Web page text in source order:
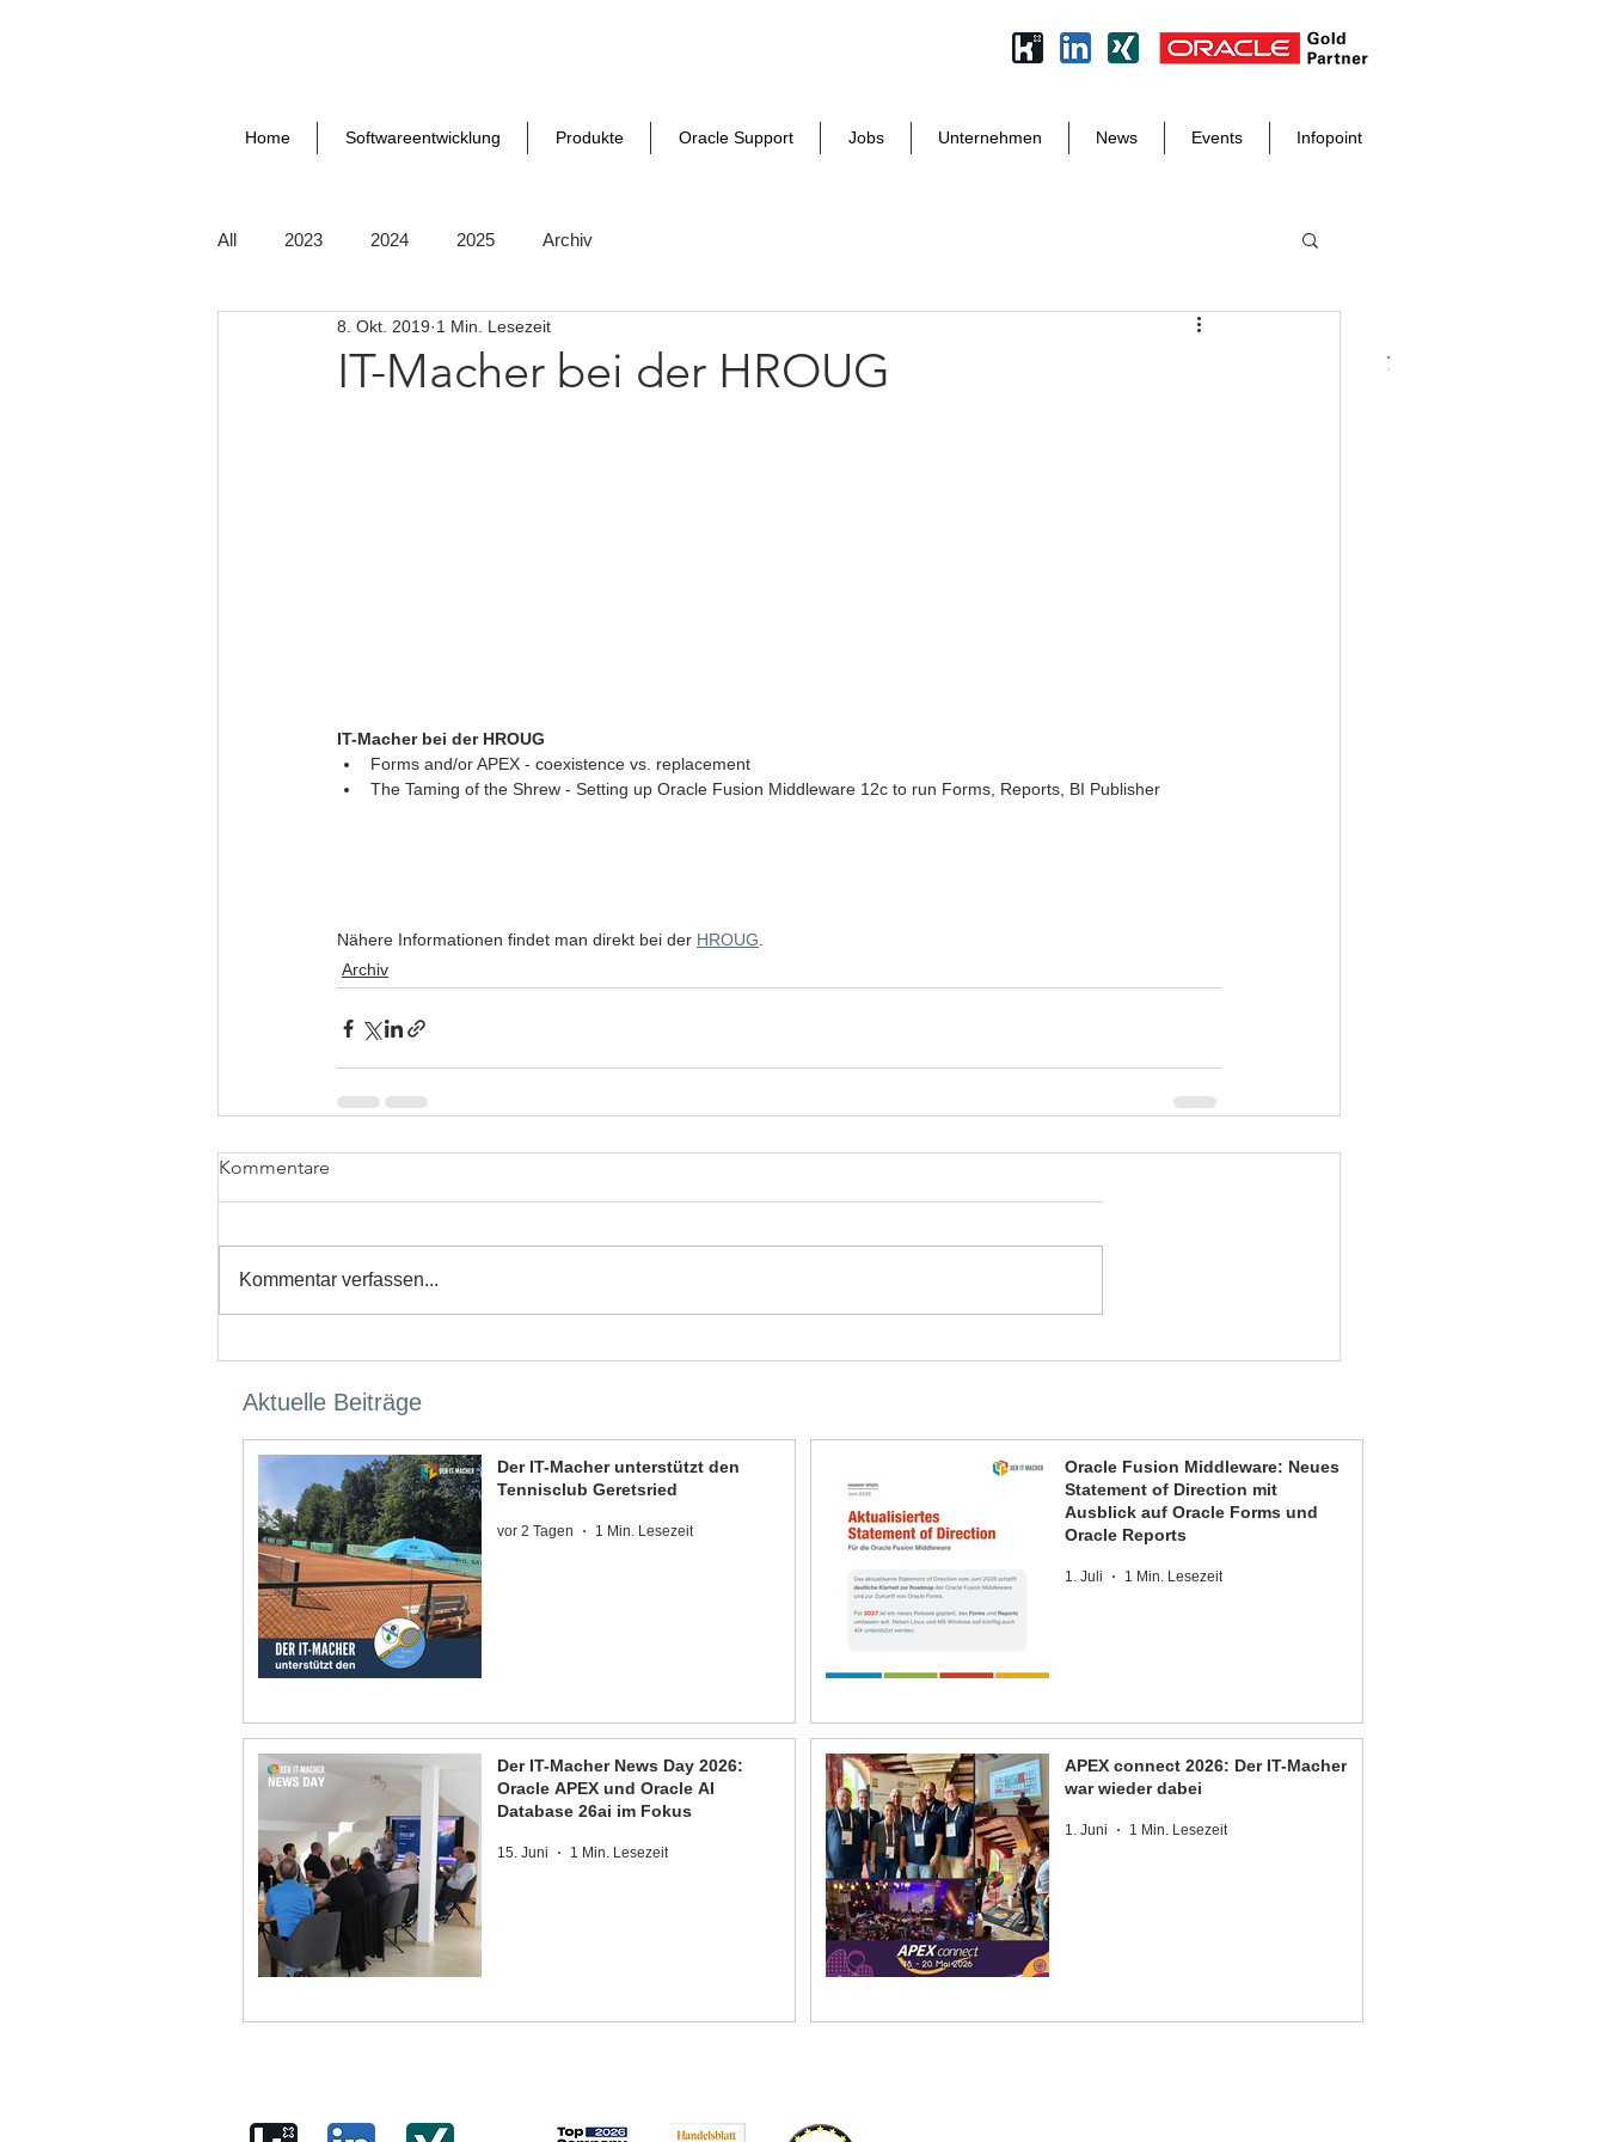
Home Softwareentwicklung Produkte Oracle Support Jobs Unternehmen News Events Infopoint
All 2023 2024 2025 Archiv
IT-Macher bei der HROUG
8. Okt. 2019 1 Min. Lesezeit
IT-Macher bei der HROUG
Forms and/or APEX - coexistence vs. replacement
The Taming of the Shrew - Setting up Oracle Fusion Middleware 12c to run Forms, Reports, BI Publisher
Nähere Informationen findet man direkt bei der HROUG
Archiv
Kommentare
Kommentar verfassen...
Aktuelle Beiträge
Der IT-Macher unterstützt den
Tennisclub Geretsried
vor 2 Tagen 1 Min. Lesezeit
Oracle Fusion Middleware: Neues
Statement of Direction mit
Ausblick auf Oracle Forms und
Oracle Reports
1. Juli 1 Min. Lesezeit
Der IT-Macher News Day 2026:
Oracle APEX und Oracle AI
Database 26ai im Fokus
15. Juni 1 Min. Lesezeit
APEX connect 2026: Der IT-Macher
war wieder dabei
1. Juni 1 Min. Lesezeit